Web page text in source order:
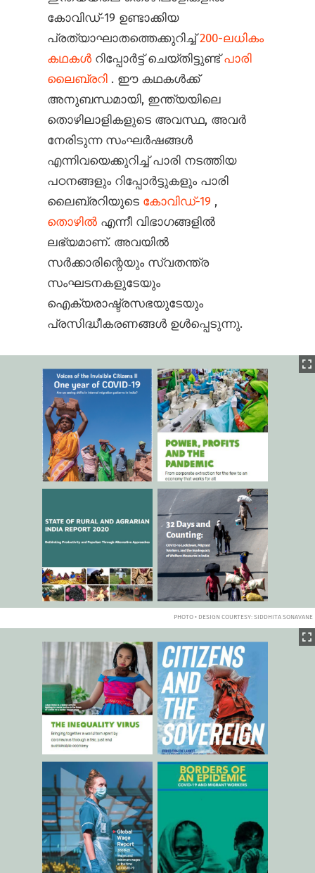
കോവിഡ്-19 ഉണ്ടാക്കിയ
പ്രത്യാഘാതത്തെക്കുറിച്ച്200-ലധികം
കഥകൾ റിപ്പോർട്ട് ചെയ്തിട്ടുണ്ട്പാരി
ലൈബ്രറി . ഈ കഥകൾക്ക്
അനുബന്ധമായി, ഇന്ത്യയിലെ
തൊഴിലാളികളുടെ അവസ്ഥ, അവർ
നേരിടുന്ന സംഘർഷങ്ങൾ
എന്നിവയെക്കുറിച്ച് പാരി നടത്തിയ
പഠനങ്ങളും റിപ്പോർട്ടുകളും പാരി
ലൈബ്രറിയുടെ കോവിഡ്-19 ,
തൊഴിൽ എന്നീ വിഭാഗങ്ങളിൽ
ലഭ്യമാണ്. അവയിൽ
സർക്കാരിന്റെയും സ്വതന്ത്ര
സംഘടനകളുടേയും
ഐക്യരാഷ്ട്രസഭയുടേയും
പ്രസിദ്ധീകരണങ്ങൾ ഉൾപ്പെടുന്നു.
PHOTO • DESIGN COURTESY: SIDDHITA SONAVANE